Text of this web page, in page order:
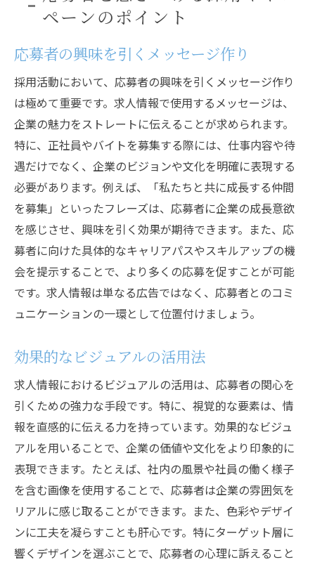
ペーンのポイント
応募者の興味を引くメッセージ作り
採用活動において、応募者の興味を引くメッセージ作り
は極めて重要です。求人情報で使用するメッセージは、
企業の魅力をストレートに伝えることが求められます。
特に、正社員やバイトを募集する際には、仕事内容や待
遇だけでなく、企業のビジョンや文化を明確に表現する
必要があります。例えば、「私たちと共に成長する仲間
を募集」といったフレーズは、応募者に企業の成長意欲
を感じさせ、興味を引く効果が期待できます。また、応
募者に向けた具体的なキャリアパスやスキルアップの機
会を提示することで、より多くの応募を促すことが可能
です。求人情報は単なる広告ではなく、応募者とのコミ
ュニケーションの一環として位置付けましょう。
効果的なビジュアルの活用法
求人情報におけるビジュアルの活用は、応募者の関心を
引くための強力な手段です。特に、視覚的な要素は、情
報を直感的に伝える力を持っています。効果的なビジュ
アルを用いることで、企業の価値や文化をより印象的に
表現できます。たとえば、社内の風景や社員の働く様子
を含む画像を使用することで、応募者は企業の雰囲気を
リアルに感じ取ることができます。また、色彩やデザイ
ンに工夫を凝らすことも肝心です。特にターゲット層に
響くデザインを選ぶことで、応募者の心理に訴えること